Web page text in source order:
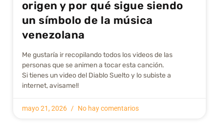
origen y por qué sigue siendo
un símbolo de la música
venezolana
Me gustarí­a ir recopilando todos los videos de las
personas que se animen a tocar esta canción.
Si tienes un video del Diablo Suelto y lo subiste a
internet, avisame!!
mayo 21, 2026 No hay comentarios